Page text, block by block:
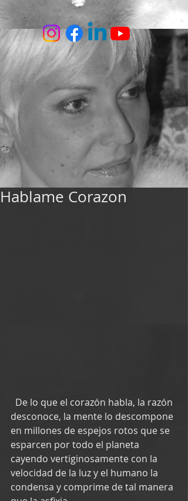
Hablame Corazon
desconoce, la mente lo descompone
en millones de espejos rotos que se
esparcen por todo el planeta
cayendo vertiginosamente con la
velocidad de la luz y el humano la
condensa y comprime de tal manera